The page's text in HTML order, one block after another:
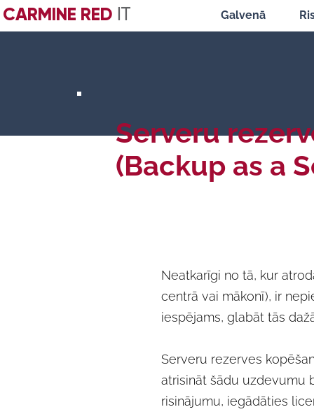
CARMINE RED IT Galvenā
Serveru
(Backup as a
Neatkarīgi no tā, kur
centrā vai mākonī), ir
iespējams, glabāt tās
Serveru rezerves
atrisināt šādu uzdevumu
risinājumu, iegādāties